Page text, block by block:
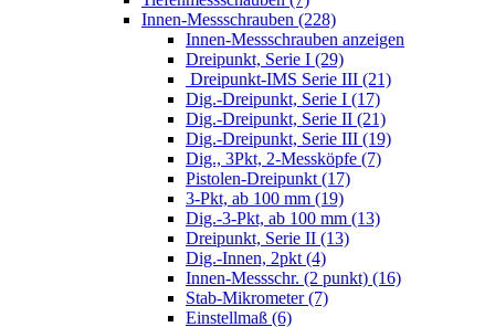
Innen-Messschrauben (228)
Innen-Messschrauben anzeigen
Dreipunkt, Serie I (29)
Dreipunkt-IMS Serie III (21)
Dig.-Dreipunkt, Serie I (17)
Dig.-Dreipunkt, Serie II (21)
Dig.-Dreipunkt, Serie III (19)
Dig., 3Pkt, 2-Messköpfe (7)
Pistolen-Dreipunkt (17)
3-Pkt, ab 100 mm (19)
Dig.-3-Pkt, ab 100 mm (13)
Dreipunkt, Serie II (13)
Dig.-Innen, 2pkt (4)
Innen-Messschr. (2 punkt) (16)
Stab-Mikrometer (7)
Einstellmaß (6)